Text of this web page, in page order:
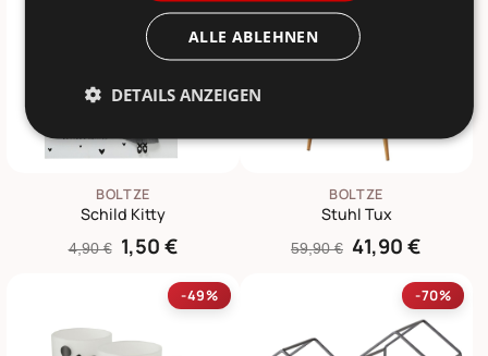
BOLTZE
Schild Kitty
4,90 € 1,50 €
BOLTZE
Stuhl Tux
59,90 € 41,90 €
-49% -70%
ALLE ABLEHNEN
DETAILS ANZEIGEN